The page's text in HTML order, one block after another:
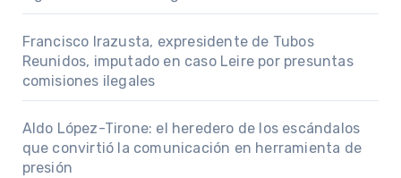
Francisco Irazusta, expresidente de Tubos
Reunidos, imputado en caso Leire por presuntas
comisiones ilegales
Aldo López-Tirone: el heredero de los escándalos
que convirtió la comunicación en herramienta de
presión